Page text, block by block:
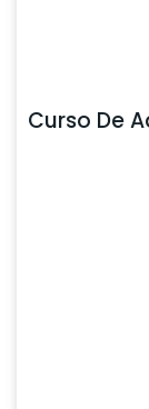
Curso De